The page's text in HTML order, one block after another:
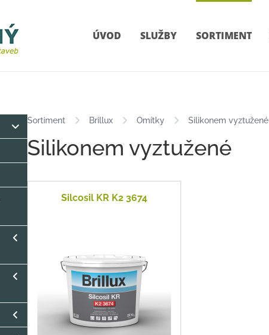
ÚVOD SLUŽBY SORTIMENT
Sortiment Brillux Omítky Silikonem vyztužené
Silikonem vyztužené
Silcosil KR K2 3674